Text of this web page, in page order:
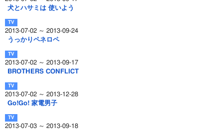
犬とハサミは 使いよう
2013-07-02 ～ 2013-09-24
うっかりペネロペ
2013-07-02 ～ 2013-09-17
BROTHERS CONFLICT
2013-07-02 ～ 2013-12-28
Go!Go! 家電男子
2013-07-03 ～ 2013-09-18